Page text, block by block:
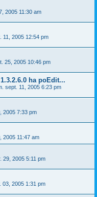
2005 11:30 am
11, 2005 12:54 pm
25, 2005 10:46 pm
ha poEdit...
sept. 11, 2005 6:23 pm
2005 7:33 pm
2005 11:47 am
29, 2005 5:11 pm
03, 2005 1:31 pm